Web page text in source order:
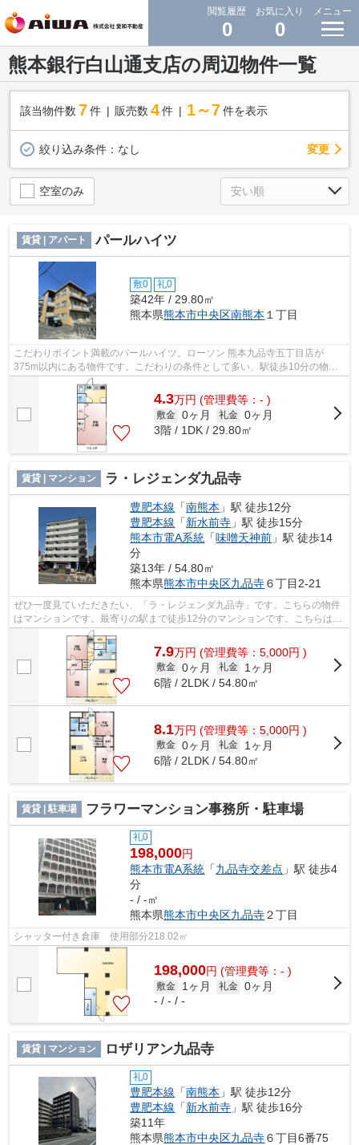
閲覧履歴
0
お気に入り
0
メニュー
熊本銀行白山通支店の周辺物件一覧
該当物件数 7件 販売数 4 件 1～7 件を表示
絞り込み条件： なし 変更
空室のみ
賃貸 | アパート パールハイツ
敷0 礼0
築42年 / 29.80㎡
熊本県熊本市中央区南熊本 １丁目
こだわりポイント満載のパールハイツ。ローソン 熊本九品寺五丁目店が
375m以内にある物件です。こだわりの条件として多い、駅徒歩10分の物件
です。こちらの物件はアパートです。たくさ...
4.3万円 (管理費等：- )
敷金 0ヶ月 礼金 0ヶ月
3階 / 1DK / 29.80㎡
賃貸 | マンション ラ・レジェンダ九品寺
豊肥本線 「南熊本 」駅 徒歩12分
豊肥本線 「新水前寺 」駅 徒歩15分
熊本市電A系統 「味噌天神前 」駅 徒歩14
分
築13年 / 54.80㎡
熊本県熊本市中央区九品寺６丁目2-21
ぜひ一度見ていただきたい、「ラ・レジェンダ九品寺」です。こちらの物件
はマンションです。最寄りの駅まで徒歩12分のマンションです。こちらはエ
レベーター付き物件です。できるだけ...
7.9万円 (管理費等：5,000円 )
敷金 0ヶ月 礼金
1ヶ月
6階 / 2LDK / 54.80㎡
8.1万円 (管理費等：5,000円 )
敷金 0ヶ月 礼金
1ヶ月
6階 / 2LDK / 54.80㎡
賃貸 | 駐車場 フラワーマンション事務所・駐車場
礼0
198,000円
熊本市電A系統 「九品寺交差点 」駅 徒歩4
分
- / -㎡
熊本県熊本市中央区九品寺２丁目
シャッター付き倉庫 使用部分218.02㎡
198,000円 (管理費等：- )
敷金 1ヶ月 礼金 0ヶ月
- / - / -
賃貸 | マンション ロザリアン九品寺
礼0
豊肥本線 「南熊本 」駅 徒歩12分
豊肥本線 「新水前寺 」駅 徒歩16分
築11年
熊本県熊本市中央区九品寺６丁目6番75